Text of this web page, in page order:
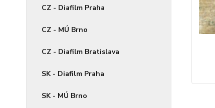
CZ - Diafilm Praha
CZ - MÚ Brno
CZ - Diafilm Bratislava
SK - Diafilm Praha
SK - MÚ Brno